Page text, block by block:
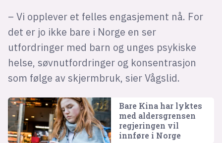
– Vi opplever et felles engasjement nå. For
det er jo ikke bare i Norge en ser
utfordringer med barn og unges psykiske
helse, søvnutfordringer og konsentrasjon
som følge av skjermbruk, sier Vågslid.
Bare Kina har lyktes
med aldersgrensen
regjeringen vil
innføre i Norge